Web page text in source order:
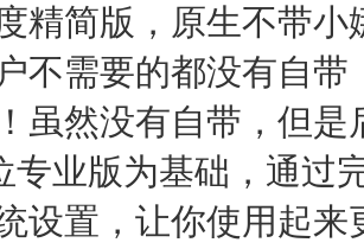
精简版，原生不带
不需要的都没有自
虽然没有自带，但
业版为基础，通过
设置，让你使用起